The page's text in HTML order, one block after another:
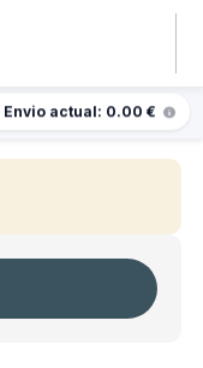
Envio actual: 0.00 €